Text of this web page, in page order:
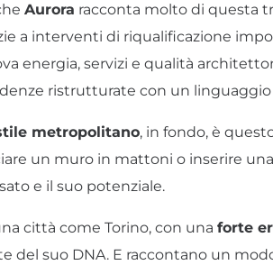
Aurora racconta molto di questa
a interventi di riqualificazione
energia, servizi e qualità
ristrutturate con un
metropolitano, in fondo, è
un muro in mattoni o inserire
e il suo potenziale.
città come Torino, con una forte
del suo DNA. E raccontano un